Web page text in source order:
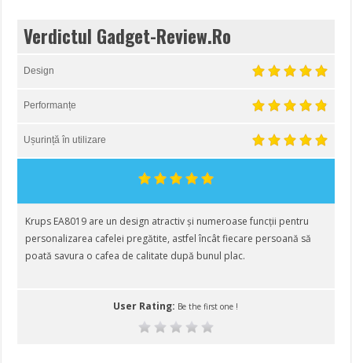
Verdictul Gadget-Review.Ro
Design
Performanțe
Ușurință în utilizare
Krups EA8019 are un design atractiv și numeroase funcții pentru
personalizarea cafelei pregătite, astfel încât fiecare persoană să
poată savura o cafea de calitate după bunul plac.
User Rating: Be the first one !